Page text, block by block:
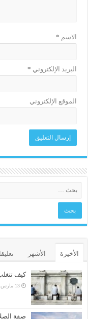
الاسم *
البريد الإلكتروني *
الموقع الإلكتروني
الأخيرة الأشهر
كيف
13 مارس، 2026
صفة